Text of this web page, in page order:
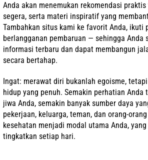
Anda akan menemukan rekomendasi
segera, serta materi inspiratif yang
Tambahkan situs kami ke favorit Anda, ikuti
berlangganan pembaruan — sehingga Anda
informasi terbaru dan dapat membangun
secara bertahap.
Ingat: merawat diri bukanlah egoisme,
hidup yang penuh. Semakin perhatian Anda
jiwa Anda, semakin banyak sumber daya
pekerjaan, keluarga, teman, dan orang-
kesehatan menjadi modal utama Anda,
tingkatkan setiap hari.